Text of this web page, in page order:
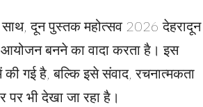
दून पुस्तक महोत्सव 2026 देहरादून
बनने का वादा करता है। इस
गई है, बल्कि इसे संवाद, रचनात्मकता
भी देखा जा रहा है।